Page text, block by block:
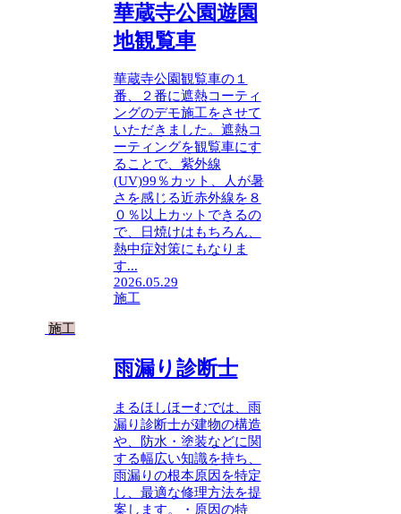
華蔵寺公園遊園
地観覧車
華蔵寺公園観覧車の１
番、２番に遮熱コーティ
ングのデモ施工をさせて
いただきました。遮熱コ
ーティングを観覧車にす
ることで、紫外線
(UV)99％カット、人が暑
さを感じる近赤外線を８
０％以上カットできるの
で、日焼けはもちろん、
熱中症対策にもなりま
す...
2026.05.29
施工
施工
雨漏り診断士
まるほしほーむでは、雨
漏り診断士が建物の構造
や、防水・塗装などに関
する幅広い知識を持ち、
雨漏りの根本原因を特定
し、最適な修理方法を提
案します。・原因の特